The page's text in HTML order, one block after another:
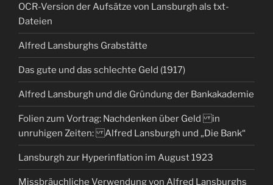
OCR-Version der Aufsätze von Lansburgh als txt-
Dateien
Alfred Lansburghs Grabstätte
Das gute und das schlechte Geld (1917)
Alfred Lansburgh und die Gründung der Bankakademie
Folien zum Vortrag: Nachdenken über Geld in
unruhigen Zeiten: Alfred Lansburgh und „Die Bank“
Lansburgh zur Hyperinflation im August 1923
Missbräuchliche Verwendung von Alfred Lansburghs